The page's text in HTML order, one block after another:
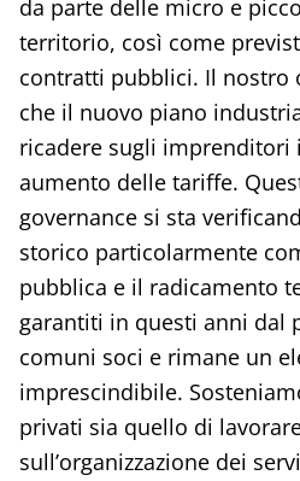
da parte delle micro e
territorio, così come
contratti pubblici. Il nostro
che il nuovo piano
ricadere sugli imprenditori
aumento delle tariffe.
governance si sta
storico particolarmente
pubblica e il radicamento
garantiti in questi anni dal
comuni soci e rimane un
imprescindibile.
privati sia quello di
sull’organizzazione dei